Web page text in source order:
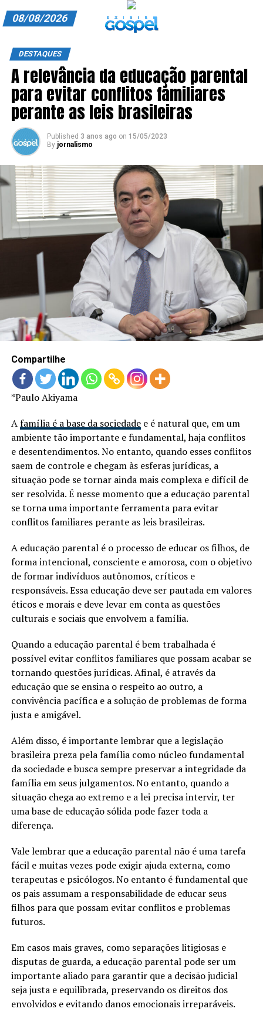
ANUNCIE CONOSCO
ASSINE
CARRINHO
EDITORIAL
ENTREVISTAS
EXPEDIENTE
FINALIZAR COMPRA
LANÇAMENTOS
08/08/2026
DESTAQUES
A relevância da educação parental
para evitar conflitos familiares
perante as leis brasileiras
Published 3 anos ago on 15/05/2023
By jornalismo
Compartilhe
*Paulo Akiyama
Afamília é a base da sociedadee é natural que, em um
ambiente tão importante e fundamental, haja conflitos
e desentendimentos. No entanto, quando esses conflitos
saem de controle e chegam às esferas jurídicas, a
situação pode se tornar ainda mais complexa e difícil de
ser resolvida. É nesse momento que a educação parental
se torna uma importante ferramenta para evitar
conflitos familiares perante as leis brasileiras.
A educação parental é o processo de educar os filhos, de
forma intencional, consciente e amorosa, com o objetivo
de formar indivíduos autônomos, críticos e
responsáveis. Essa educação deve ser pautada em valores
éticos e morais e deve levar em conta as questões
culturais e sociais que envolvem a família.
Quando a educação parental é bem trabalhada é
possível evitar conflitos familiares que possam acabar se
tornando questões jurídicas. Afinal, é através da
educação que se ensina o respeito ao outro, a
convivência pacífica e a solução de problemas de forma
justa e amigável.
Além disso, é importante lembrar que a legislação
brasileira preza pela família como núcleo fundamental
da sociedade e busca sempre preservar a integridade da
família em seus julgamentos. No entanto, quando a
situação chega ao extremo e a lei precisa intervir, ter
uma base de educação sólida pode fazer toda a
diferença.
Vale lembrar que a educação parental não é uma tarefa
fácil e muitas vezes pode exigir ajuda externa, como
terapeutas e psicólogos. No entanto é fundamental que
os pais assumam a responsabilidade de educar seus
filhos para que possam evitar conflitos e problemas
futuros.
Em casos mais graves, como separações litigiosas e
disputas de guarda, a educação parental pode ser um
importante aliado para garantir que a decisão judicial
seja justa e equilibrada, preservando os direitos dos
envolvidos e evitando danos emocionais irreparáveis.